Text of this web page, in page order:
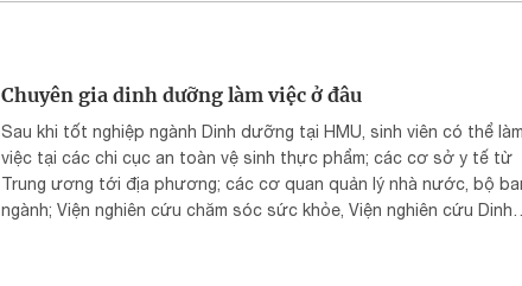
Chuyên gia dinh dưỡng làm việc ở đâu
Sau khi tốt nghiệp ngành Dinh dưỡng tại HMU, sinh viên có thể làm
việc tại các chi cục an toàn vệ sinh thực phẩm; các cơ sở y tế từ
Trung ương tới địa phương; các cơ quan quản lý nhà nước, bộ
ngành; Viện nghiên cứu chăm sóc sức khỏe, Viện nghiên cứu Dinh